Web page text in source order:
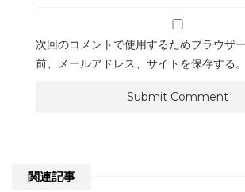
次回のコメントで使用するためブラウザ
前、メールアドレス、サイトを保存する。
関連記事